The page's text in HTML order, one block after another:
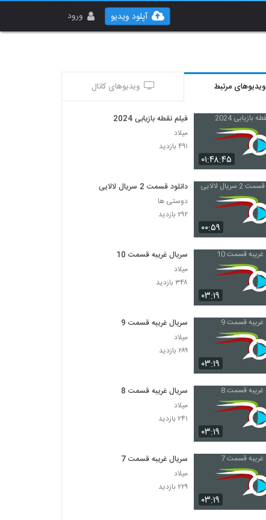
ورود آپلود ویدیو
ویدیوهای مرتبط ویدیوهای کانال
۰۱:۴۸:۴۵
فیلم نقطه بازیابی 2024
میلاد
۴۹۱ بازدید
۰۰:۵۹
دانلود قسمت 2 سریال لالایی
دوستی ها
۲۹۲ بازدید
۰۳:۱۹
سریال غریبه قسمت 10
میلاد
۳۴۸ بازدید
۰۳:۱۹
سریال غریبه قسمت 9
میلاد
۲۸۹ بازدید
۰۳:۱۹
سریال غریبه قسمت 8
میلاد
۲۴۱ بازدید
۰۳:۱۹
سریال غریبه قسمت 7
میلاد
۲۲۹ بازدید